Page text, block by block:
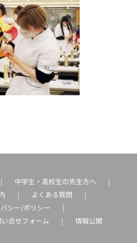
中学生・高校生の先生方へ
よくある質問
シー/ポリシー
合せフォーム
情報公開